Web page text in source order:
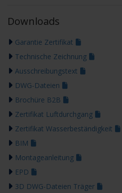
Downloads
Garantie Zertifikat
Technische Zeichnung
Ausschreibungstext
DWG-Dateien
Brochüre B2B
Zertifikat Luftdurchgang
Zertifikat Wasserbeständigkeit
BIM
Montageanleitung
EPD
3D DWG-Dateien Träger